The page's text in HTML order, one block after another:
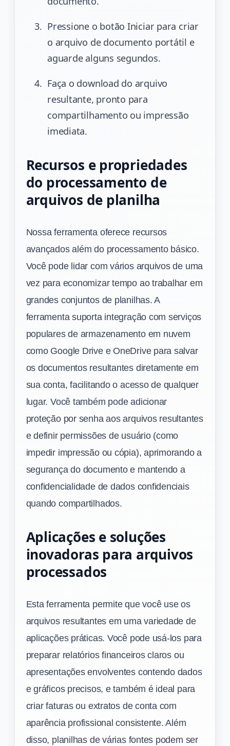
Pressione o botão Iniciar para criar
o arquivo de documento portátil e
aguarde alguns segundos.
Faça o download do arquivo
resultante, pronto para
compartilhamento ou impressão
imediata.
Recursos e propriedades
do processamento de
arquivos de planilha
Nossa ferramenta oferece recursos
avançados além do processamento básico.
Você pode lidar com vários arquivos de uma
vez para economizar tempo ao trabalhar em
grandes conjuntos de planilhas. A
ferramenta suporta integração com serviços
populares de armazenamento em nuvem
como Google Drive e OneDrive para salvar
os documentos resultantes diretamente em
sua conta, facilitando o acesso de qualquer
lugar. Você também pode adicionar
proteção por senha aos arquivos resultantes
e definir permissões de usuário (como
impedir impressão ou cópia), aprimorando a
segurança do documento e mantendo a
confidencialidade de dados confidenciais
quando compartilhados.
Aplicações e soluções
inovadoras para arquivos
processados
Esta ferramenta permite que você use os
arquivos resultantes em uma variedade de
aplicações práticas. Você pode usá-los para
preparar relatórios financeiros claros ou
apresentações envolventes contendo dados
e gráficos precisos, e também é ideal para
criar faturas ou extratos de conta com
aparência profissional consistente. Além
disso, planilhas de várias fontes podem ser